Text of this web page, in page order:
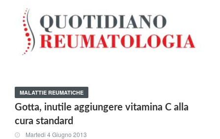
MALATTIE REUMATICHE
Gotta, inutile aggiungere vitamina C alla
cura standard
Martedi 4 Giugno 2013